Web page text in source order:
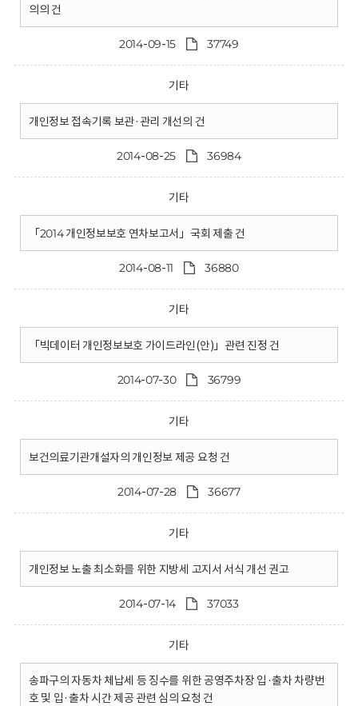
의의 건
2014-09-15 37749
기타
개인정보 접속기록 보관·관리 개선의 건
2014-08-25 36984
기타
「2014 개인정보보호 연차보고서」국회 제출 건
2014-08-11 36880
기타
「빅데이터 개인정보보호 가이드라인(안)」관련 진정 건
2014-07-30 36799
기타
보건의료기관개설자의 개인정보 제공 요청 건
2014-07-28 36677
기타
개인정보 노출 최소화를 위한 지방세 고지서 서식 개선 권고
2014-07-14 37033
기타
송파구의 자동차 체납세 등 징수를 위한 공영주차장 입·출차 차량번
호 및 입·출차 시간 제공 관련 심의 요청 건